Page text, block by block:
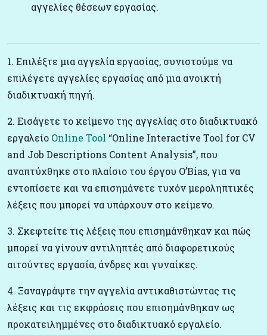
αγγελίες θέσεων εργασίας.
1. Επιλέξτε μια αγγελία εργασίας, συνιστούμε να
επιλέγετε αγγελίες εργασίας από μια ανοικτή
διαδικτυακή πηγή.
2. Εισάγετε το κείμενο της αγγελίας στο διαδικτυακό
εργαλείο Online Tool “Online Interactive Tool for CV
and Job Descriptions Content Analysis”, που
αναπτύχθηκε στο πλαίσιο του έργου O’Bias, για να
εντοπίσετε και να επισημάνετε τυχόν μεροληπτικές
λέξεις που μπορεί να υπάρχουν στο κείμενο.
3. Σκεφτείτε τις λέξεις που επισημάνθηκαν και πώς
μπορεί να γίνουν αντιληπτές από διαφορετικούς
αιτούντες εργασία, άνδρες και γυναίκες.
4. Ξαναγράψτε την αγγελία αντικαθιστώντας τις
λέξεις και τις εκφράσεις που επισημάνθηκαν ως
προκατειλημμένες στο διαδικτυακό εργαλείο.